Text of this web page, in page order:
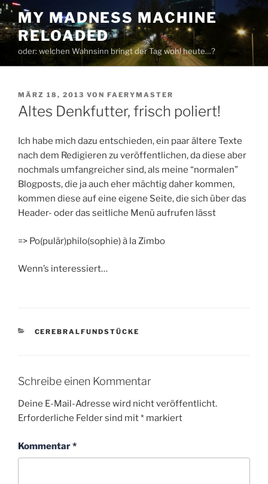
Zum
Inhalt
springen
MY MADNESS MACHINE
RELOADED
oder: welchen Wahnsinn bringt der Tag wohl heute…?
VERÖFFENTLICHT
AM
MÄRZ 18, 2013 VON FAERYMASTER
Altes Denkfutter, frisch poliert!
Ich habe mich dazu entschieden, ein paar ältere Texte
nach dem Redigieren zu veröffentlichen, da diese aber
nochmals umfangreicher sind, als meine “normalen”
Blogposts, die ja auch eher mächtig daher kommen,
kommen diese auf eine eigene Seite, die sich über das
Header- oder das seitliche Menü aufrufen lässt
=> Po(pulär)philo(sophie) à la Zimbo
Wenn’s interessiert…
KATEGORIEN
CEREBRALFUNDSTÜCKE
Schreibe einen Kommentar
Deine E-Mail-Adresse wird nicht veröffentlicht.
Erforderliche Felder sind mit* markiert
Kommentar*